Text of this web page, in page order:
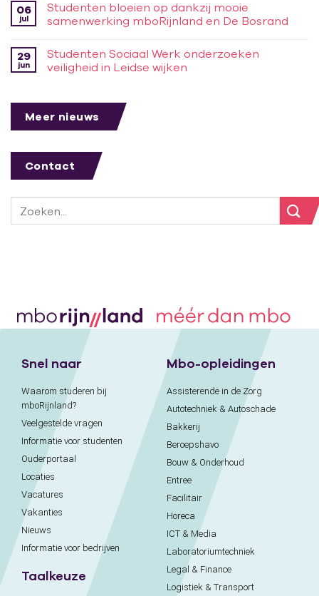
06
jul
Studenten bloeien op dankzij mooie
samenwerking mboRijnland en De Bosrand
29
jun
Studenten Sociaal Werk onderzoeken
veiligheid in Leidse wijken
Meer nieuws
Contact
Snel naar
Waarom studeren bij
mboRijnland?
Veelgestelde vragen
Informatie voor studenten
Ouderportaal
Locaties
Vacatures
Vakanties
Nieuws
Informatie voor bedrijven
Taalkeuze
Mbo-opleidingen
Assisterende in de Zorg
Autotechniek & Autoschade
Bakkerij
Beroepshavo
Bouw & Onderhoud
Entree
Facilitair
Horeca
ICT & Media
Laboratoriumtechniek
Legal & Finance
Logistiek & Transport